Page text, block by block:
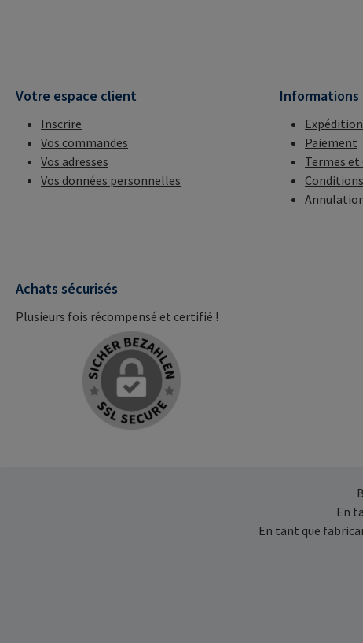
Votre espace client
Inscrire
Vos commandes
Vos adresses
Vos données personnelles
Informations
Paiement
Termes
Achats sécurisés
Plusieurs fois récompensé et certifié !
En
En tant que